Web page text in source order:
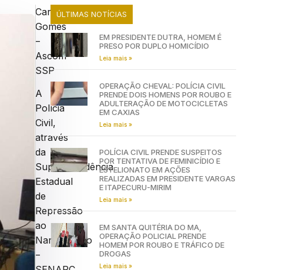
Carolina
Gomes
–
Ascom
SSP
A
Polícia
Civil,
através
da
Superintendência
Estadual
de
Repressão
ao
Narcotráfico
–
ÚLTIMAS NOTÍCIAS
EM PRESIDENTE DUTRA, HOMEM É
PRESO POR DUPLO HOMICÍDIO
Leia mais »
OPERAÇÃO CHEVAL: POLÍCIA CIVIL
PRENDE DOIS HOMENS POR ROUBO E
ADULTERAÇÃO DE MOTOCICLETAS
EM CAXIAS
Leia mais »
POLÍCIA CIVIL PRENDE SUSPEITOS
POR TENTATIVA DE FEMINICÍDIO E
ESTELIONATO EM AÇÕES
REALIZADAS EM PRESIDENTE VARGAS
E ITAPECURU-MIRIM
Leia mais »
EM SANTA QUITÉRIA DO MA,
OPERAÇÃO POLICIAL PRENDE
HOMEM POR ROUBO E TRÁFICO DE
DROGAS
Leia mais »